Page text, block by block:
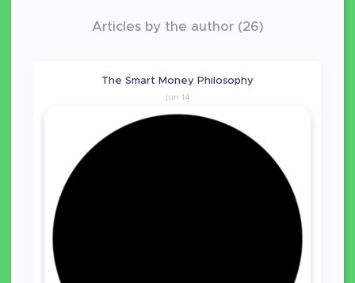
Articles by the author (26)
The Smart Money Philosophy
jun 14